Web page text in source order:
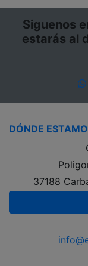
Siguenos
estarás al
DÓNDE
37188